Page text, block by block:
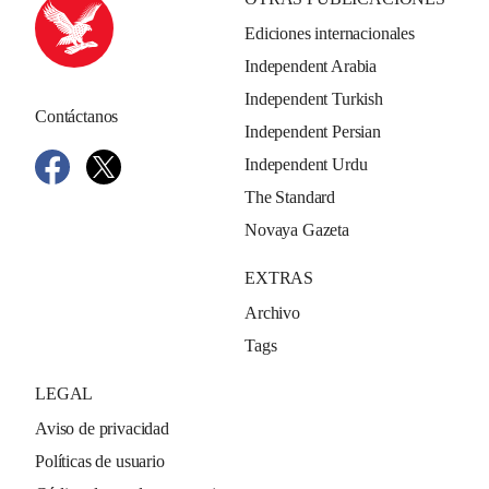
Contáctanos
Ediciones internacionales
Independent Arabia
Independent Turkish
Independent Persian
Independent Urdu
The Standard
Novaya Gazeta
EXTRAS
Archivo
Tags
LEGAL
Aviso de privacidad
Políticas de usuario